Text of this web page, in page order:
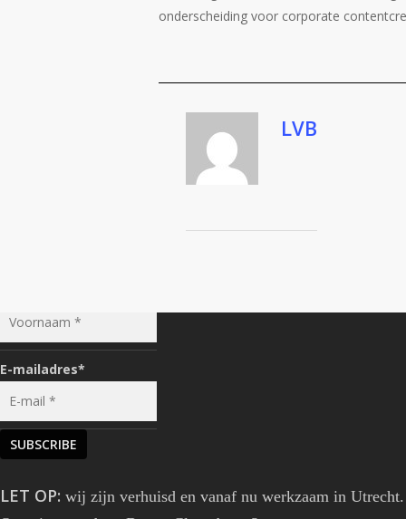
onderscheiding voor corporate
LVB
E-mailadres*
LET OP: wij zijn verhuisd en vanaf nu werkzaam in Utrecht.